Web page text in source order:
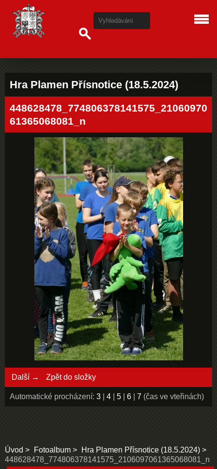
Hra Plamen Přísnotice (18.5.2024)
448628478_774806378141575_21060970
61365068081_n
Další → Zpět do složky
Automatické procházení: 3 4 5 6 7 (čas ve vteřinách)
Úvod Fotoalbum
Hra Plamen Přísnotice (18.5.2024)
448628478_774806378141575_2106097061365068081_n